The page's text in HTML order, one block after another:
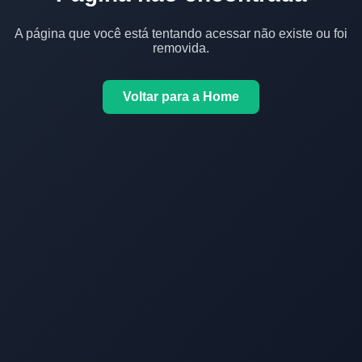
A página que você está tentando acessar não existe ou foi
removida.
Voltar para a Home